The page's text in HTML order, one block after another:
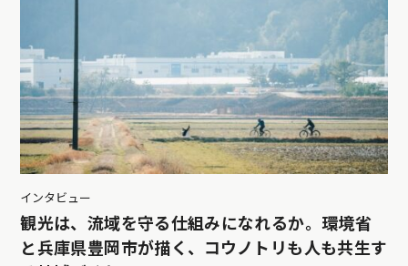
インタビュー
観光は、流域を守る仕組みになれるか。環境省
と兵庫県豊岡市が描く、コウノトリも人も共生す